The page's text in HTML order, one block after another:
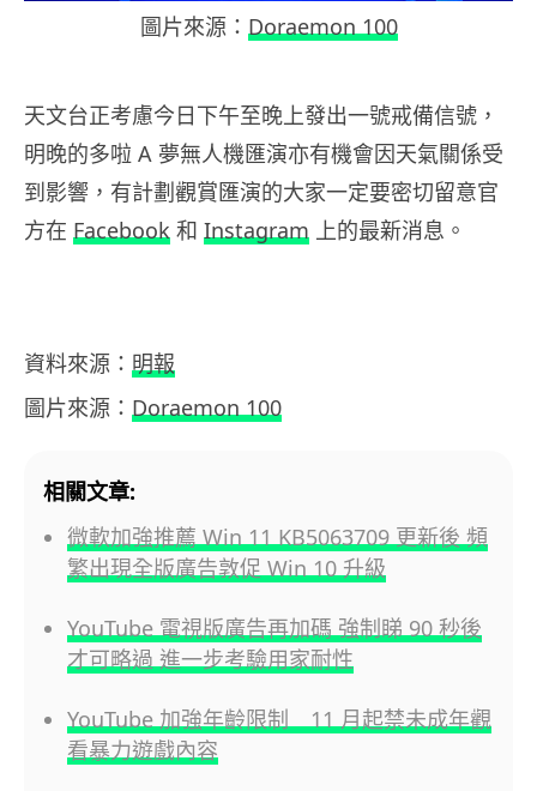
圖片來源： Doraemon 100
天文台正考慮今日下午至晚上發出一號戒備信號，
明晚的多啦 A 夢無人機匯演亦有機會因天氣關係受
到影響，有計劃觀賞匯演的大家一定要密切留意官
方在 Facebook 和 Instagram 上的最新消息。
資料來源： 明報
圖片來源： Doraemon 100
相關文章:
微軟加強推薦 Win 11 KB5063709 更新後 頻
繁出現全版廣告敦促 Win 10 升級
YouTube 電視版廣告再加碼 強制睇 90 秒後
才可略過 進一步考驗用家耐性
YouTube 加強年齡限制 11 月起禁未成年觀
看暴力遊戲內容